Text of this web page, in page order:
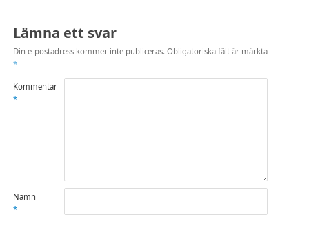
Lämna ett svar
Din e-postadress kommer inte publiceras. Obligatoriska fält är märkta
*
Kommentar
*
Namn
*